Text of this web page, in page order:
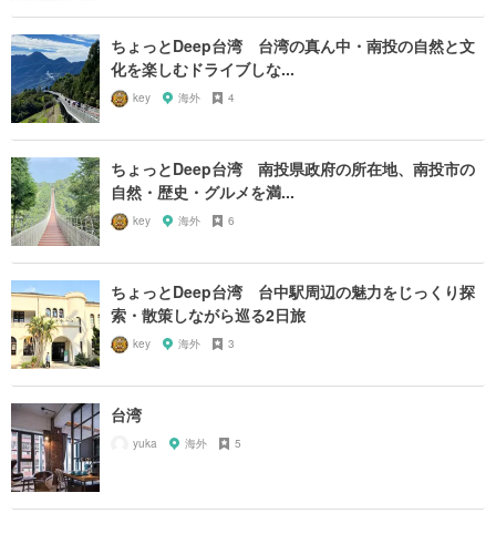
ちょっとDeep台湾 台湾の真ん中・南投の自然と文
化を楽しむドライブしな...
key 海外 4
ちょっとDeep台湾 南投県政府の所在地、南投市の
自然・歴史・グルメを満...
key 海外 6
ちょっとDeep台湾 台中駅周辺の魅力をじっくり探
索・散策しながら巡る2日旅
key 海外 3
台湾
yuka 海外 5